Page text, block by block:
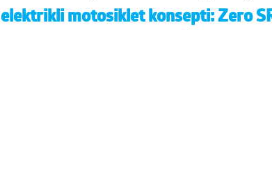
elektrikli motosiklet konsepti: Zero